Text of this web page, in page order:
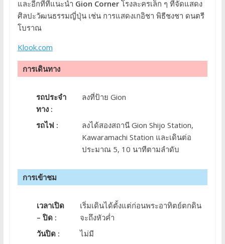
และอีกที่ที่แนะนำ Gion Cornerโรงละครเล็ก ๆ ที่จัดแสดง
ศิลปะวัฒนธรรมญี่ปุ่น เช่น การแสดงเกอิชา พิธีชงชา ดนตรี
โบราณ
Klook.com
การเดินทาง
รถประจำ
ทาง :
ลงที่ป้าย Gion
รถไฟ :
ลงได้สองสถานี Gion Shijo Station,
Kawaramachi Station และเดินต่อ
ประมาณ 5, 10 นาทีตามลำดับ
การเข้าชม
เวลาเปิด
– ปิด :
เริ่มเดินได้ตั้งแต่ก่อนพระอาทิตย์ตกดิน
จะถึงหัวค่ำ
วันปิด :
ไม่มี